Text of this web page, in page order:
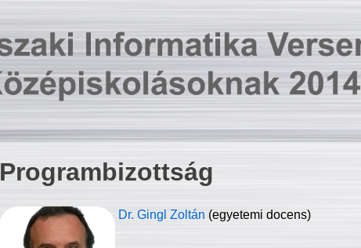
Programbizottság
Dr. Gingl Zoltán (egyetemi docens)